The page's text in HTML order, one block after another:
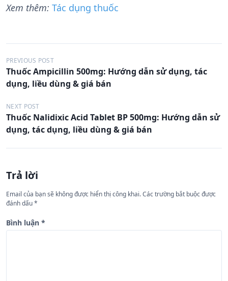
Xem thêm: Tác dụng thuốc
Đ
i
u
h
ư
n
b
à
i
PREVIOUS POST
Thuốc Ampicillin 500mg: Hướng dẫn sử dụng, tác
dụng, liều dùng & giá bán
NEXT POST
Thuốc Nalidixic Acid Tablet BP 500mg: Hướng dẫn sử
dụng, tác dụng, liều dùng & giá bán
Trả lời
Email của bạn sẽ không được hiển thị công khai.Các trường bắt buộc được
đánh dấu*
Bình luận *